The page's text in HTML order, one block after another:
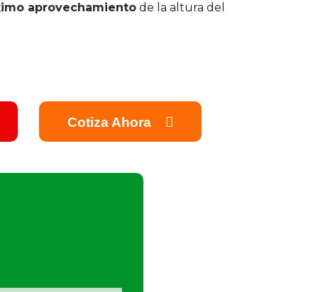
aprovechamientode la altura del
Cotiza Ahora